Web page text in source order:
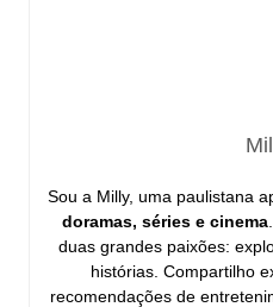
Sou a Milly, uma paulistana
doramas, séries e cinema
duas grandes paixões:
histórias. Compartilho
recomendações de